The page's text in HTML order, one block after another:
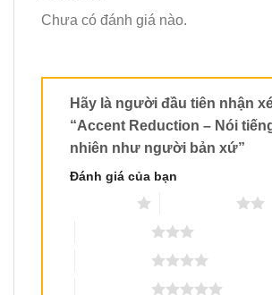
Chưa có đánh giá nào.
Hãy là người đầu tiên nhận
“Accent Reduction – Nói
nhiên như người bản xứ”
Đánh giá của bạn